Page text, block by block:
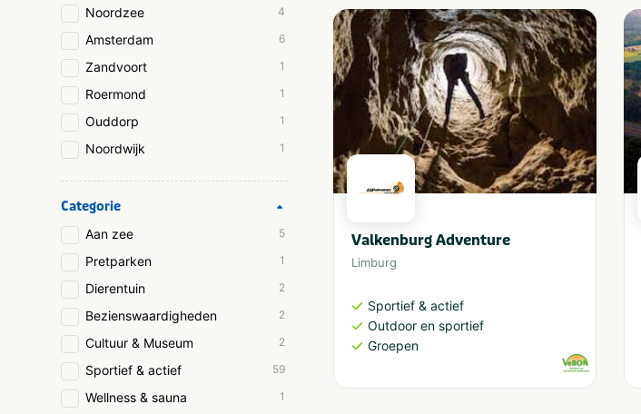
Noordzee 4
Amsterdam 6
Zandvoort 1
Roermond 1
Ouddorp 1
Noordwijk 1
Categorie
Aan zee 5
Pretparken 1
Dierentuin 2
Bezienswaardigheden 2
Cultuur & Museum 2
Sportief & actief 59
Wellness & sauna 1
Valkenburg Adventure
Limburg
Sportief & actief
Outdoor en sportief
Groepen